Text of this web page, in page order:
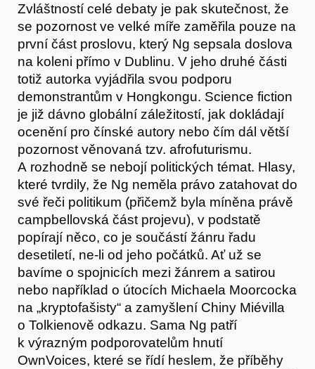
Kontakt
Zvláštností celé debaty je pak skutečnost, že
se pozornost ve velké míře zaměřila pouze na
první část proslovu, který Ng sepsala doslova
na koleni přímo v Dublinu. V jeho druhé části
totiž autorka vyjádřila svou podporu
demonstrantům v Hongkongu. Science fiction
je již dávno globální záležitostí, jak dokládají
ocenění pro čínské autory nebo čím dál větší
pozornost věnovaná tzv. afrofuturismu.
A rozhodně se nebojí politických témat. Hlasy,
které tvrdily, že Ng neměla právo zatahovat do
své řeči politikum (přičemž byla míněna právě
campbellovská část projevu), v podstatě
popírají něco, co je součástí žánru řadu
desetiletí, ne-li od jeho počátků. Ať už se
bavíme o spojnicích mezi žánrem a satirou
nebo například o útocích Michaela Moorcocka
na „kryptofašisty“ a zamyšlení Chiny Miévilla
o Tolkienově odkazu. Sama Ng patří
k výrazným podporovatelům hnutí
OwnVoices, které se řídí heslem, že příběhy